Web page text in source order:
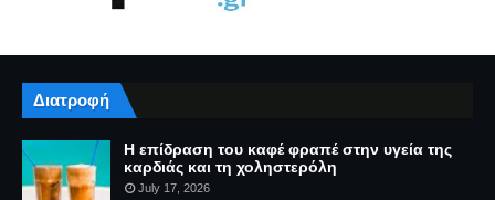
Διατροφή
Η επίδραση του καφέ φραπέ στην υγεία της
καρδιάς και τη χοληστερόλη
July 17, 2026